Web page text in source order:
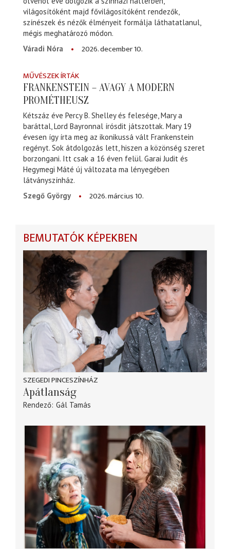
világosítóként majd fővilágosítóként rendezők,
színészek és nézők élményeit formálja láthatatlanul,
mégis meghatározó módon.
Váradi Nóra
2026. december 10.
MŰVÉSZEK ÍRTÁK
FRANKENSTEIN – AVAGY A MODERN
PROMÉTHEUSZ
Kétszáz éve Percy B. Shelley és felesége, Mary a
baráttal, Lord Bayronnal írósdit játszottak. Mary 19
évesen így írta meg az ikonikussá vált Frankenstein
regényt. Sok átdolgozás lett, hiszen a közönség szeret
borzongani. Itt csak a 16 éven felül. Garai Judit és
Hegymegi Máté új változata ma lényegében
látványszínház.
Szegő György
2026. március 10.
BEMUTATÓK KÉPEKBEN
SZEGEDI PINCESZÍNHÁZ
Apátlanság
Rendező Gál Tamás